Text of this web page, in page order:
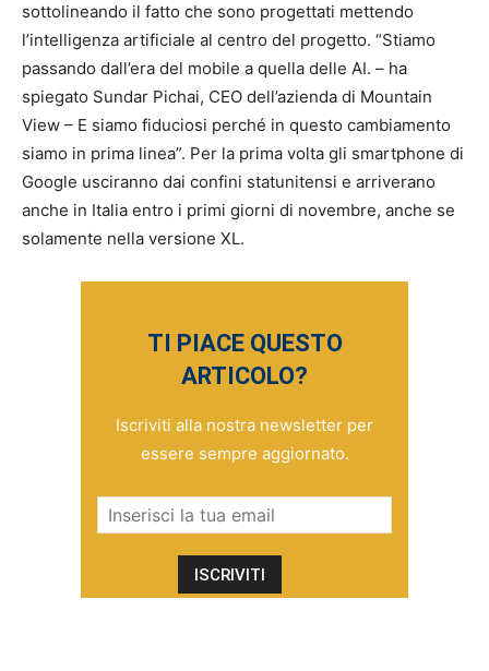
sottolineando il fatto che sono progettati mettendo
l’intelligenza artificiale al centro del progetto. “Stiamo
passando dall’era del mobile a quella delle AI. – ha
spiegato Sundar Pichai, CEO dell’azienda di Mountain
View – E siamo fiduciosi perché in questo cambiamento
siamo in prima linea”. Per la prima volta gli smartphone di
Google usciranno dai confini statunitensi e arriverano
anche in Italia entro i primi giorni di novembre, anche se
solamente nella versione XL.
TI PIACE QUESTO
ARTICOLO?
Iscriviti alla nostra newsletter per
essere sempre aggiornato.